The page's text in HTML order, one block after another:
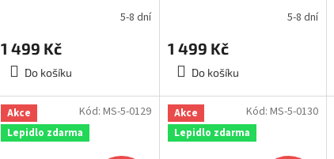
5-8 dní
1 499 Kč
Do košíku
5-8 dní
1 499 Kč
Do košíku
Akce
Lepidlo zdarma
Kód: MS-5-0129
Akce
Lepidlo zdarma
Kód: MS-5-0130